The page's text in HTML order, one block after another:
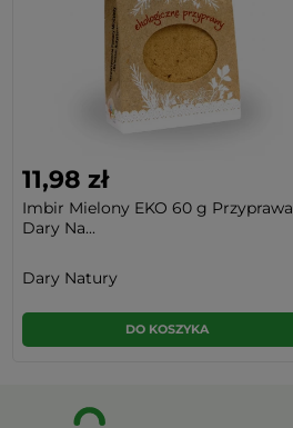
11,98 zł
Imbir Mielony EKO 60 g Przyprawa
Dary Na...
Dary Natury
DO KOSZYKA